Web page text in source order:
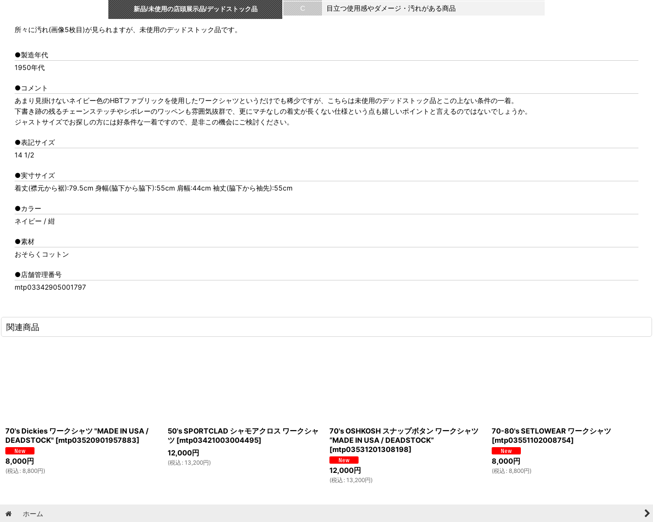
新品/未使用の店頭展示品/デッドストック品
C
目立つ使用感やダメージ・汚れがある商品
所々に汚れ(画像5枚目)が見られますが、未使用のデッドストック品です。
●製造年代
1950年代
●コメント
あまり見掛けないネイビー色のHBTファブリックを使用したワークシャツというだけでも稀少ですが、こちらは未使用のデッドストック品とこの上ない条件の一着。
下書き跡の残るチェーンステッチやシボレーのワッペンも雰囲気抜群で、更にマチなしの着丈が長くない仕様という点も嬉しいポイントと言えるのではないでしょうか。
ジャストサイズでお探しの方には好条件な一着ですので、是非この機会にご検討ください。
●表記サイズ
14 1/2
●実寸サイズ
着丈(襟元から裾):79.5cm 身幅(脇下から脇下):55cm 肩幅:44cm 袖丈(脇下から袖先):55cm
●カラー
ネイビー / 紺
●素材
おそらくコットン
●店舗管理番号
mtp03342905001797
関連商品
70's Dickies ワークシャツ "MADE IN USA /
DEADSTOCK" [mtp03520901957883]
8,000円
(税込 : 8,800円)
50's SPORTCLAD シャモアクロス ワークシャ
ツ [mtp03421003004495]
12,000円
(税込 : 13,200円)
70's OSHKOSH スナップボタン ワークシャツ
“MADE IN USA / DEADSTOCK”
[mtp03531201308198]
12,000円
(税込 : 13,200円)
70-80's SETLOWEAR ワークシャツ
[mtp03551102008754]
8,000円
(税込 : 8,800円)
ホーム